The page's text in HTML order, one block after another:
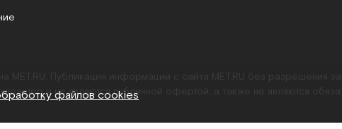
MET.RU. Публикация информации с сайта MET.RU без
и не являются публичной офертой, а также не являются
файлов cookies